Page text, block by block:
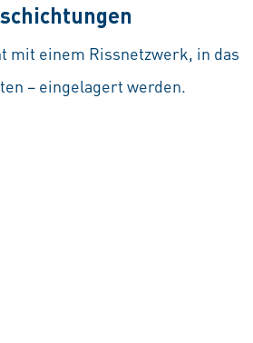
mit einem Rissnetzwerk, in das
– eingelagert werden.